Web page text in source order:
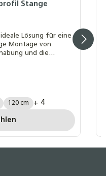
Stange
Lösung für eine
Montage von
und die
wertvolle Zeit
120 cm + 4